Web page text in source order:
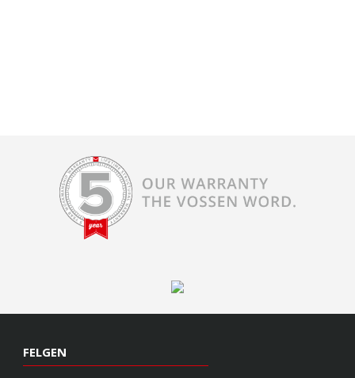
FELGEN